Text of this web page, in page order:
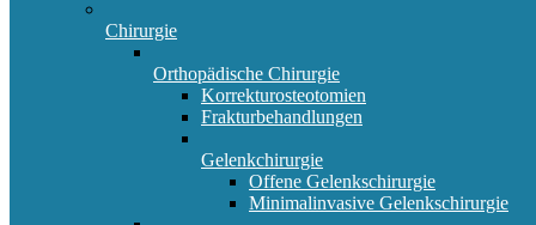
Chirurgie
Orthopädische Chirurgie
Korrekturosteotomien
Frakturbehandlungen
Gelenkchirurgie
Offene Gelenkschirurgie
Minimalinvasive Gelenkschirurgie